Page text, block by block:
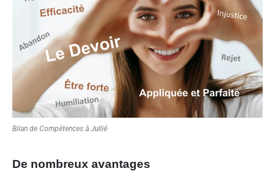
Bilan de Compétences à Jullié
De nombreux avantages